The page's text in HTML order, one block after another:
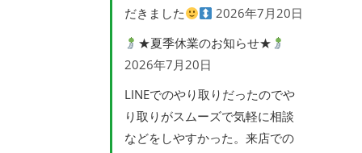
だきました
2026年7月20日
★夏季休業のお知らせ★
2026年7月20日
LINEでのやり取りだったのでや
り取りがスムーズで気軽に相談
などをしやすかった。来店での